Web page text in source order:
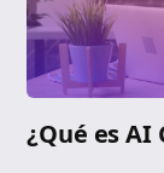
¿Qué es AI